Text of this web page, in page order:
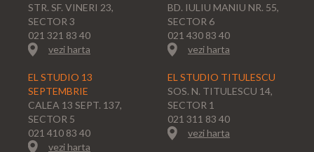
STR. SF. VINERI 23,
SECTOR 3
021 321 83 40
vezi harta
BD. IULIU MANIU NR. 55,
SECTOR 6
021 430 83 40
vezi harta
EL STUDIO 13
SEPTEMBRIE
CALEA 13 SEPT. 137,
SECTOR 5
021 410 83 40
vezi harta
EL STUDIO TITULESCU
SOS. N. TITULESCU 14,
SECTOR 1
021 311 83 40
vezi harta